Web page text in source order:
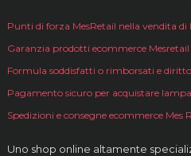
Punti di forza MesRetail nella vendita
Garanzia prodotti ecommerce Mesretail
Formula soddisfatti o rimborsati e diritto
Pagamento sicuro per acquistare
Spedizioni e consegne ecommerce Mes
Uno shop online altamente